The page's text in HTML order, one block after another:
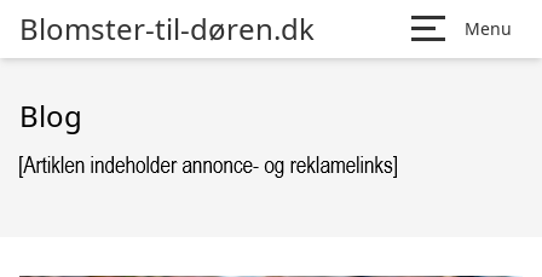
Blomster-til-døren.dk Menu
Blog